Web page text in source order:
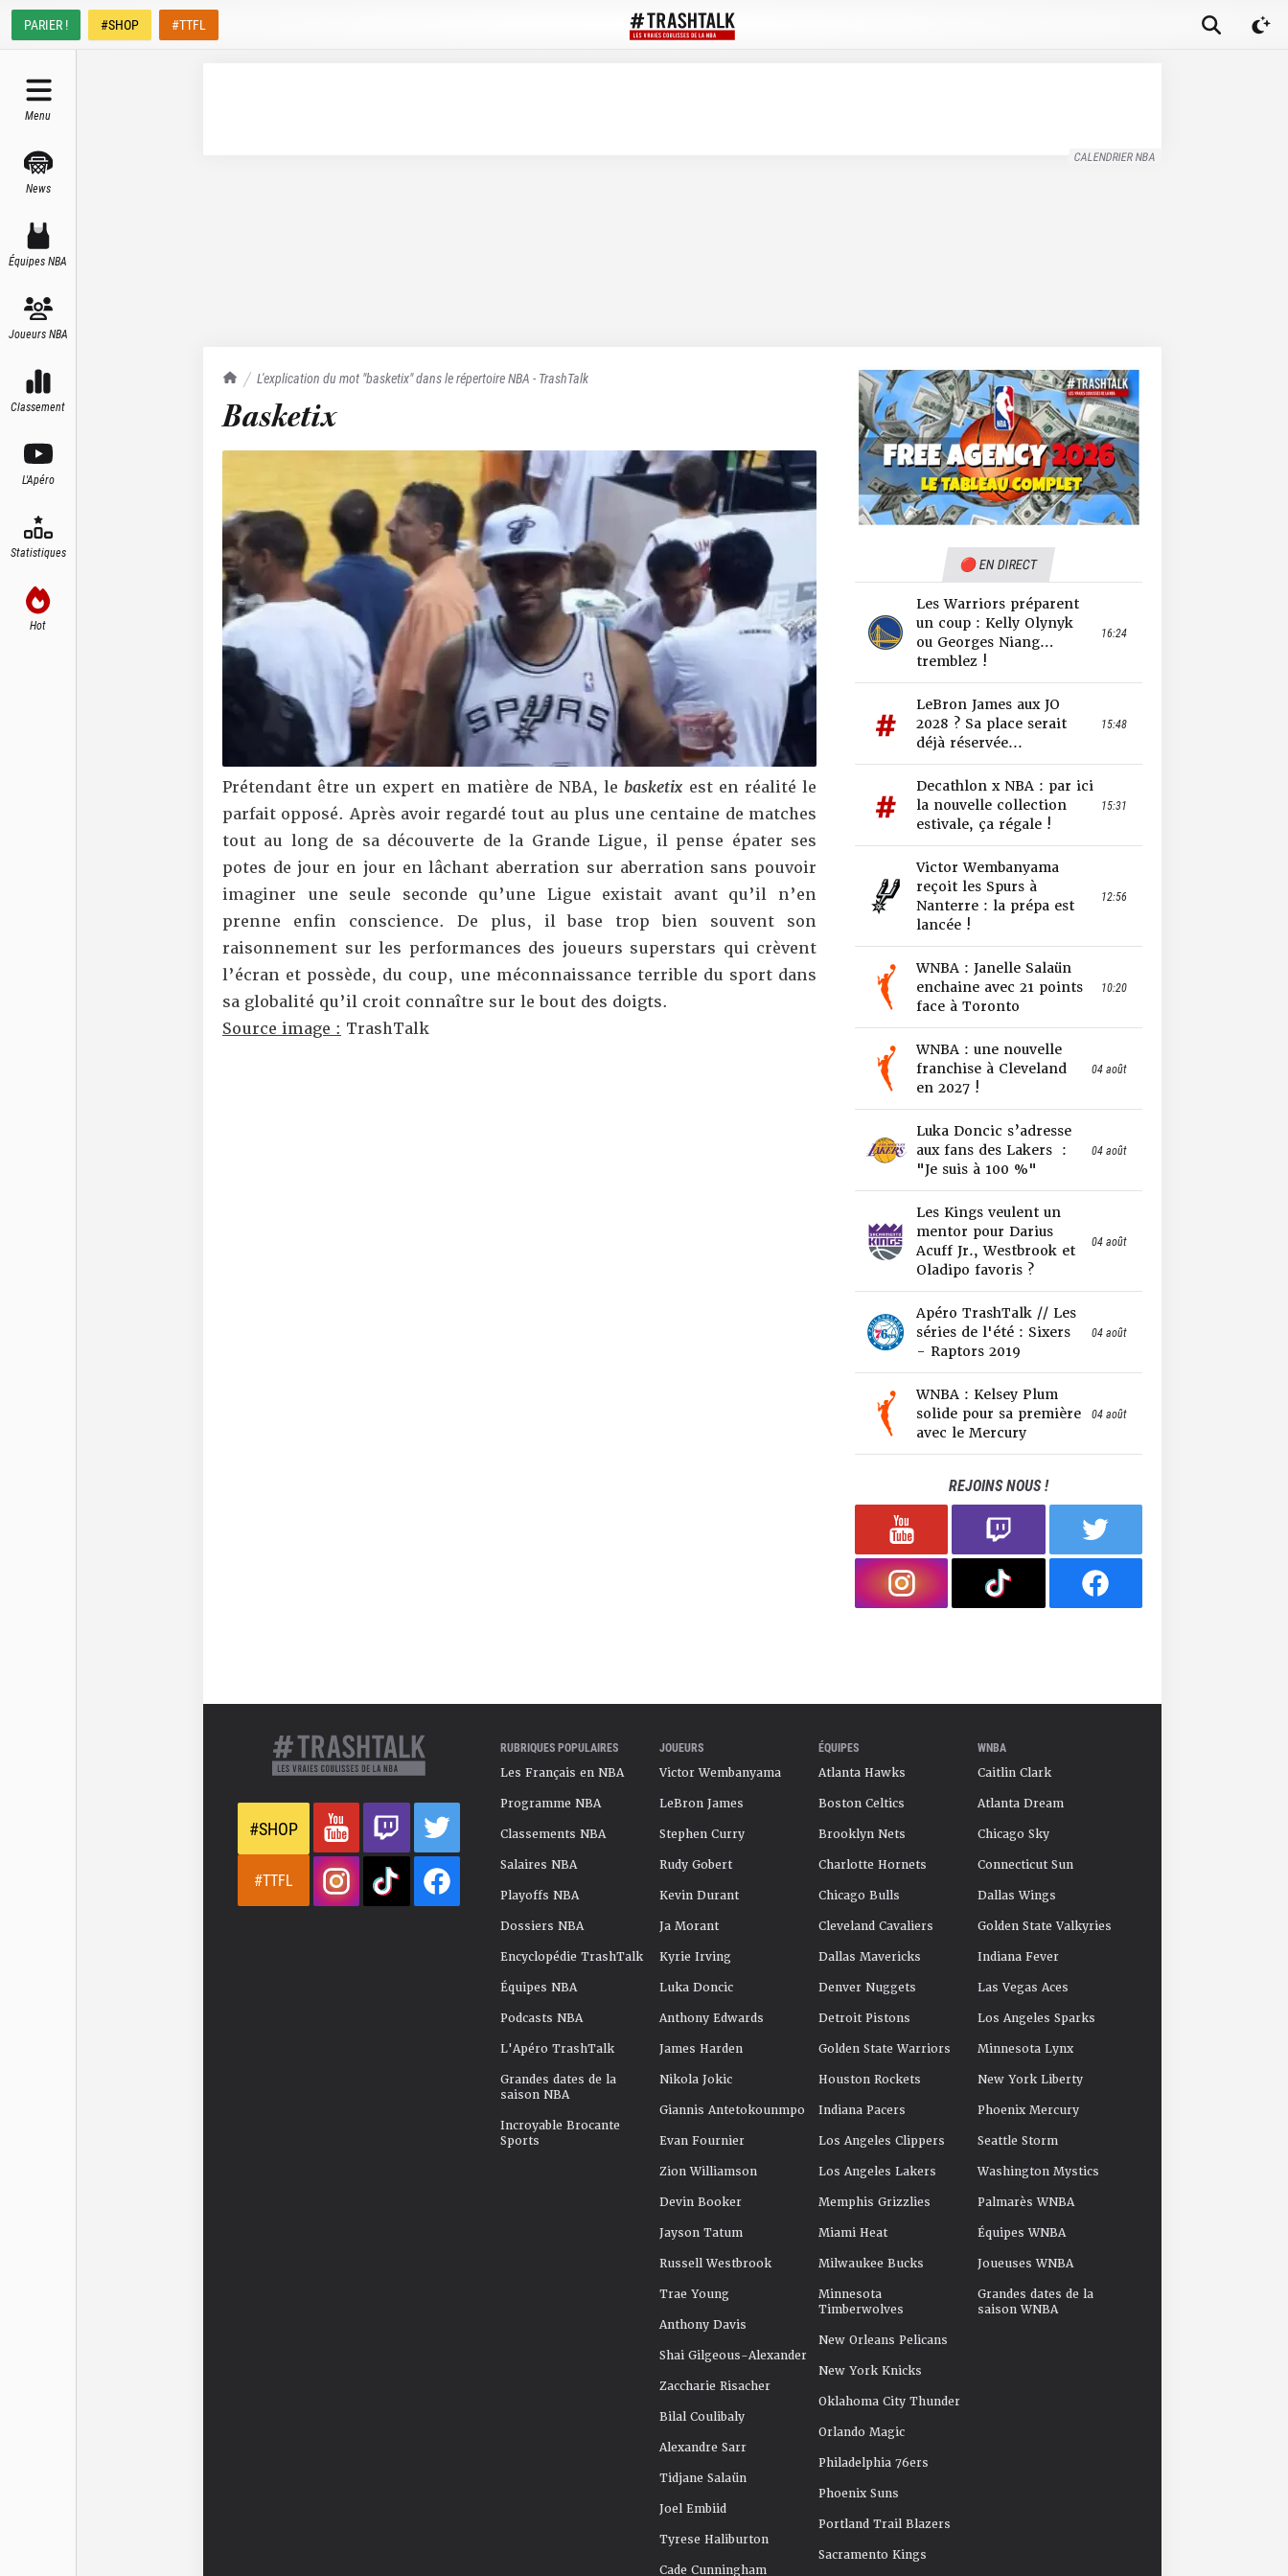
PARIER ! #SHOP #TTFL
Menu
News
Équipes NBA
Joueurs NBA
Classement
L'Apéro
Statistiques
Hot
CALENDRIER NBA
TrashTalk Actu NBA
L'explication du mot "basketix" dans le répertoire NBA - TrashTalk
Basketix
Prétendant être un expert en matière de NBA, lebasketix est en réalité le
parfait opposé. Après avoir regardé tout au plus une centaine de matches
tout au long de sa découverte de la Grande Ligue, il pense épater ses
potes de jour en jour en lâchant aberration sur aberration sans pouvoir
imaginer une seule seconde qu’une Ligue existait avant qu’il n’en
prenne enfin conscience. De plus, il base trop bien souvent son
raisonnement sur les performances des joueurs superstars qui crèvent
l’écran et possède, du coup, une méconnaissance terrible du sport dans
sa globalité qu’il croit connaître sur le bout des doigts.
Source image : TrashTalk
🔴 EN DIRECT
Les Warriors préparent
un coup : Kelly Olynyk
ou Georges Niang…
tremblez !
16:24
LeBron James aux JO
2028 ? Sa place serait
déjà réservée...
15:48
Decathlon x NBA : par ici
la nouvelle collection
estivale, ça régale !
15:31
Victor Wembanyama
reçoit les Spurs à
Nanterre : la prépa est
lancée !
12:56
WNBA : Janelle Salaün
enchaine avec 21 points
face à Toronto
10:20
WNBA : une nouvelle
franchise à Cleveland
en 2027 !
04 août
Luka Doncic s’adresse
aux fans des Lakers :
"Je suis à 100 %"
04 août
Les Kings veulent un
mentor pour Darius
Acuff Jr., Westbrook et
Oladipo favoris ?
04 août
Apéro TrashTalk // Les
séries de l'été : Sixers
- Raptors 2019
04 août
WNBA : Kelsey Plum
solide pour sa première
avec le Mercury
04 août
REJOINS NOUS !
#SHOP
#TTFL
RUBRIQUES POPULAIRES
Les Français en NBA
Programme NBA
Classements NBA
Salaires NBA
Playoffs NBA
Dossiers NBA
Encyclopédie TrashTalk
Équipes NBA
Podcasts NBA
L'Apéro TrashTalk
Grandes dates de la
saison NBA
Incroyable Brocante
Sports
JOUEURS
Victor Wembanyama
LeBron James
Stephen Curry
Rudy Gobert
Kevin Durant
Ja Morant
Kyrie Irving
Luka Doncic
Anthony Edwards
James Harden
Nikola Jokic
Giannis Antetokounmpo
Evan Fournier
Zion Williamson
Devin Booker
Jayson Tatum
Russell Westbrook
Trae Young
Anthony Davis
Shai Gilgeous-Alexander
Zaccharie Risacher
Bilal Coulibaly
Alexandre Sarr
Tidjane Salaün
Joel Embiid
Tyrese Haliburton
Cade Cunningham
ÉQUIPES
Atlanta Hawks
Boston Celtics
Brooklyn Nets
Charlotte Hornets
Chicago Bulls
Cleveland Cavaliers
Dallas Mavericks
Denver Nuggets
Detroit Pistons
Golden State Warriors
Houston Rockets
Indiana Pacers
Los Angeles Clippers
Los Angeles Lakers
Memphis Grizzlies
Miami Heat
Milwaukee Bucks
Minnesota
Timberwolves
New Orleans Pelicans
New York Knicks
Oklahoma City Thunder
Orlando Magic
Philadelphia 76ers
Phoenix Suns
Portland Trail Blazers
Sacramento Kings
WNBA
Caitlin Clark
Atlanta Dream
Chicago Sky
Connecticut Sun
Dallas Wings
Golden State Valkyries
Indiana Fever
Las Vegas Aces
Los Angeles Sparks
Minnesota Lynx
New York Liberty
Phoenix Mercury
Seattle Storm
Washington Mystics
Palmarès WNBA
Équipes WNBA
Joueuses WNBA
Grandes dates de la
saison WNBA